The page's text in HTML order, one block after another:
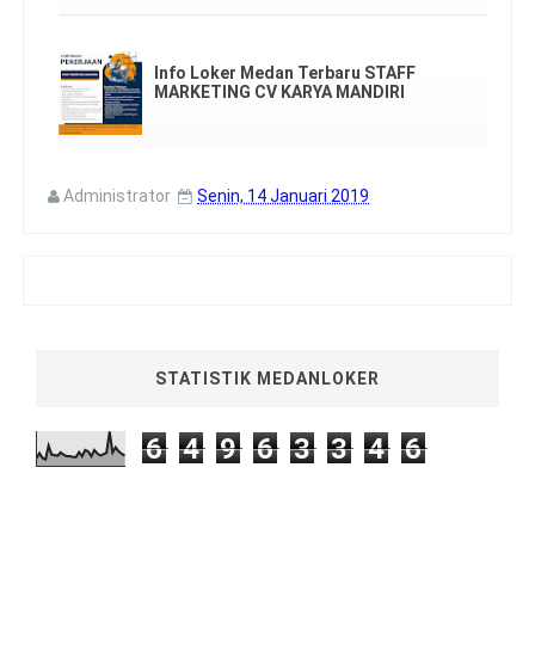
Info Loker Medan Terbaru STAFF
MARKETING CV KARYA MANDIRI
Administrator Senin, 14 Januari 2019
STATISTIK MEDANLOKER
6 4 9 6 3 3 4 6